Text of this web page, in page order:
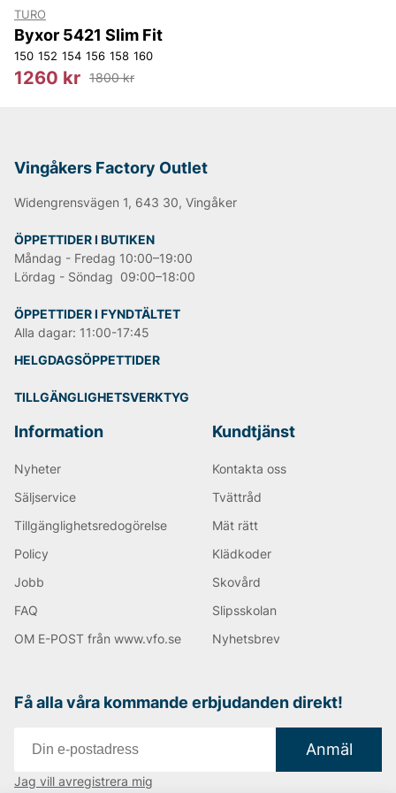
TURO
Byxor 5421 Slim Fit
150 152 154 156 158 160
1260 kr 1800 kr
Vingåkers Factory Outlet
Widengrensvägen 1, 643 30, Vingåker
ÖPPETTIDER I BUTIKEN
Måndag - Fredag 10:00–19:00
Lördag - Söndag 09:00–18:00
ÖPPETTIDER I FYNDTÄLTET
Alla dagar: 11:00-17:45
HELGDAGSÖPPETTIDER
TILLGÄNGLIGHETSVERKTYG
Information
Nyheter
Säljservice
Tillgänglighetsredogörelse
Policy
Jobb
FAQ
OM E-POST från www.vfo.se
Kundtjänst
Kontakta oss
Tvättråd
Mät rätt
Klädkoder
Skovård
Slipsskolan
Nyhetsbrev
Få alla våra kommande erbjudanden direkt!
Anmäl
Jag vill avregistrera mig